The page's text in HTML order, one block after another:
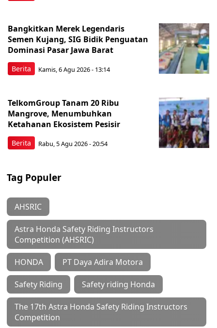
Berita
Bangkitkan Merek Legendaris
Semen Kujang, SIG Bidik Penguatan
Dominasi Pasar Jawa Barat
Kamis, 6 Agu 2026 - 13:14
Berita
TelkomGroup Tanam 20 Ribu
Mangrove, Menumbuhkan
Ketahanan Ekosistem Pesisir
Rabu, 5 Agu 2026 - 20:54
Tag Populer
AHSRIC
Astra Honda Safety Riding Instructors
Competition (AHSRIC)
HONDA PT Daya Adira Motora
Safety Riding Safety riding Honda
The 17th Astra Honda Safety Riding Instructors
Competition